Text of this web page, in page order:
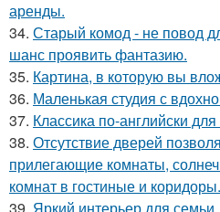
аренды.
34. Старый комод - не повод
шанс проявить фантазию.
35. Картина, в которую вы
36. Маленькая студия с
37. Классика по-английски
38. Отсутствие дверей
прилегающие комнаты,
комнат в гостиные и коридоры.